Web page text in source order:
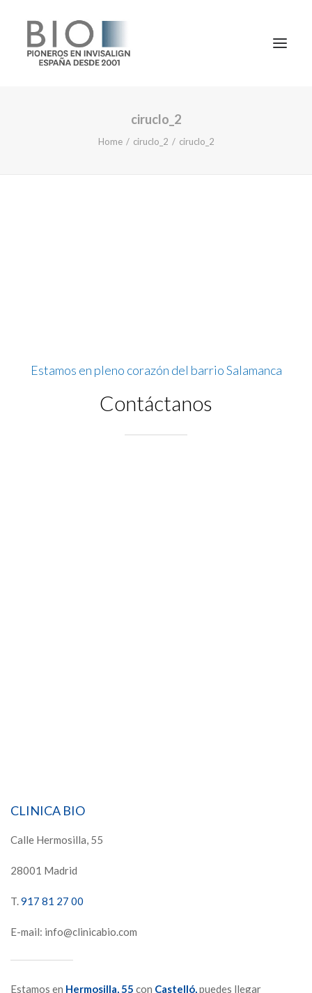
ciruclo_2
Home ciruclo_2 ciruclo_2
Estamos en pleno corazón del barrio Salamanca
Contáctanos
CLINICA BIO
Calle Hermosilla, 55
28001 Madrid
T.917 81 27 00
E-mail: info@clinicabio.com
Estamos en Hermosilla,55 con Castelló,puedes llegar